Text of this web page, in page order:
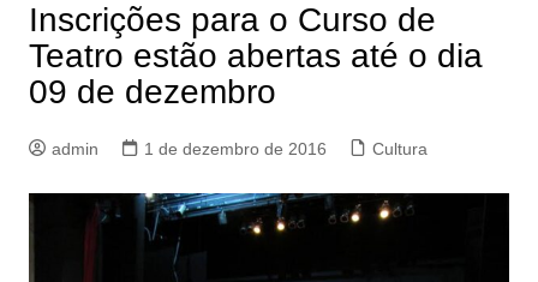
Inscrições para o Curso de
Teatro estão abertas até o dia
09 de dezembro
admin 1 de dezembro de 2016 Cultura